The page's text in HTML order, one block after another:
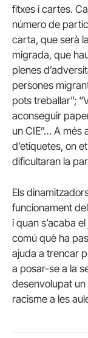
fitxes i cartes.
número de
carta, que serà
migrada, que
plenes
persones
pots treballar”;
aconseguir
un CIE”… A més
d’etiquetes, on
dificultaran la
Els
funcionament
i quan s’acaba
comú què ha
ajuda a trencar
a posar-se a la
desenvolupat un
racisme a les